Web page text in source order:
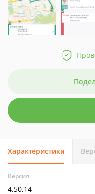
Характеристики
Версия
4.50.14